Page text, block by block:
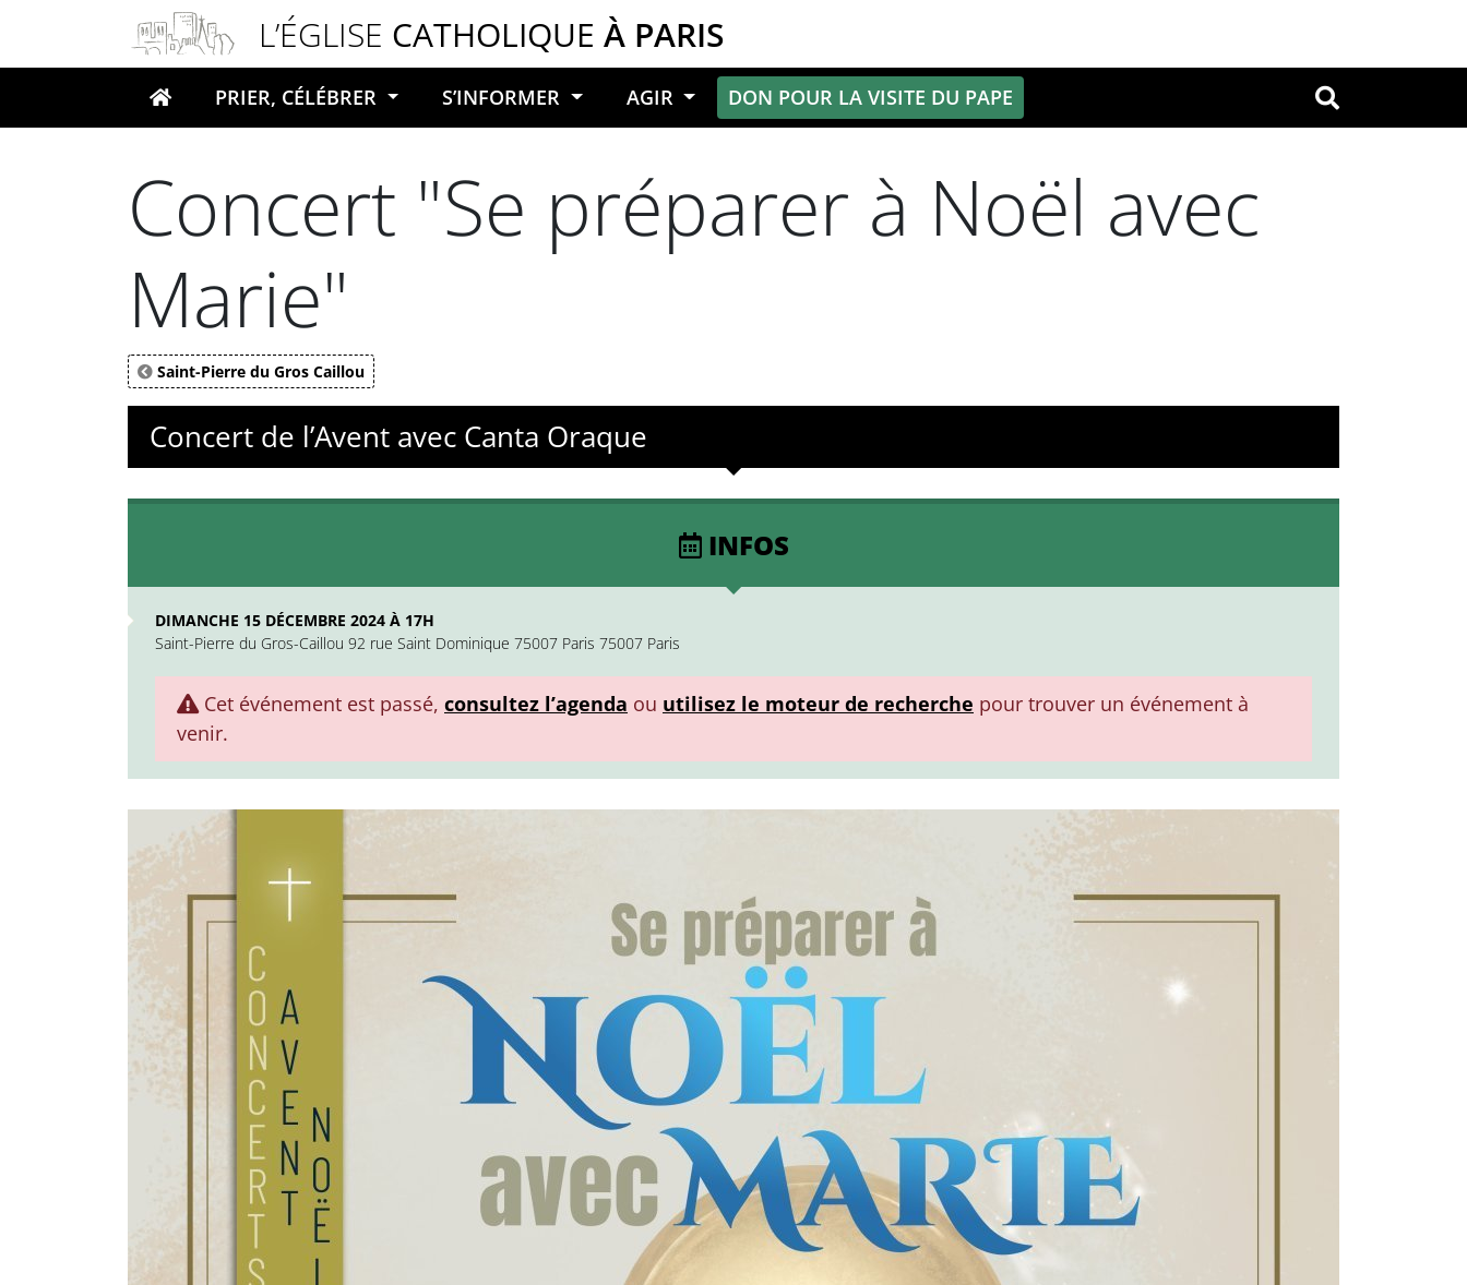
L’ÉGLISE CATHOLIQUE À PARIS
Votre recherche OK
PRIER, CÉLÉBRER S’INFORMER AGIR DON POUR LA VISITE DU PAPE
Concert "Se préparer à Noël avec
Marie"
Saint-Pierre du Gros Caillou
Concert de l’Avent avec Canta Oraque
INFOS
DIMANCHE 15 DÉCEMBRE 2024 À 17H
Saint-Pierre du Gros-Caillou 92 rue Saint Dominique 75007 Paris 75007 Paris
Cet événement est passé, consultez l’agenda ou utilisez le moteur de recherche pour trouver un événement à
venir.
Panneau de gestion des cookies